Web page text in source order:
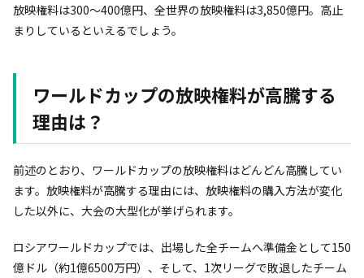
放映権料は300～400億円、全世界の放映権料は3,850億円。高止
まりしているといえるでしょう。
ワールドカップの放映権料が高騰する
理由は？
前述のとおり、ワールドカップの放映権料はどんどん高騰してい
ます。放映権料が高騰する理由には、放映権料の購入方法が変化
した以外に、大会の大型化が挙げられます。
ロシアワールドカップでは、出場した全チームへ準備金として150
億ドル（約1億6500万円）、そして、1次リーグで敗退したチーム